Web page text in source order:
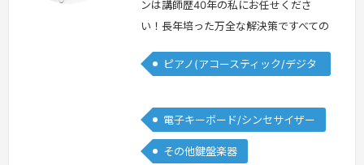
ンは講師歴40年の私にお任せくださ
い！長年培った万全な解決策ですべての
＞学生時代より数々のコンテストに出場
プ、スタジオミュージシャンなど本格的
プロ活動をスタート。音楽コンサルティ
ング、音楽ソフトウエア企画制作、音楽
ピアノ(アコースティック/デジタ
電子キーボード/シンセサイザー
その他鍵盤楽器